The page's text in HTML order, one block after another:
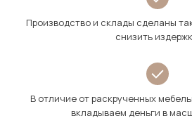
Производство и склады сделаны
снизить
В отличие от раскрученных
вкладываем деньги в